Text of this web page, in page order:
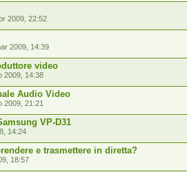
2009, 22:52
2009, 14:39
video
2009, 14:38
Audio Video
2009, 21:21
VP-D31
14:24
e trasmettere in diretta?
18:57